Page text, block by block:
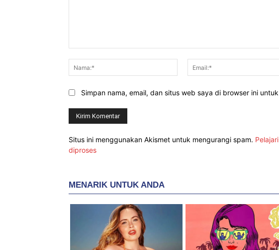
Nama:*
Simpan nama, email, dan situs web saya di browser ini
Situs ini menggunakan Akismet untuk mengurangi spam.
diproses